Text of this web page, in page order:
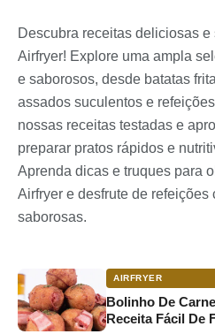
Descubra receitas deliciosas
Airfryer! Explore uma ampla
e saborosos, desde batatas
assados suculentos e
nossas receitas testadas e
preparar pratos rápidos e
Aprenda dicas e truques para
Airfryer e desfrute de refeições
saborosas.
AIRFRYER
Bolinho De
Receita Fácil De